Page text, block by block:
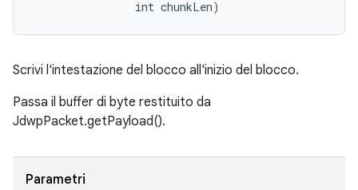
                int chunkLen)
Scrivi l'intestazione del blocco all'inizio del blocco.
Passa il buffer di byte restituito da
JdwpPacket.getPayload().
Parametri